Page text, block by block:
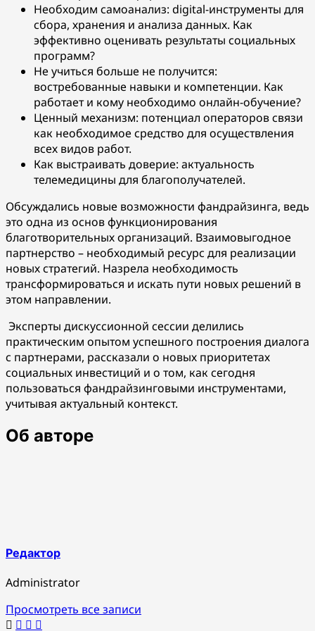
Необходим самоанализ: digital-инструменты для
сбора, хранения и анализа данных. Как
эффективно оценивать результаты социальных
программ?
Не учиться больше не получится:
востребованные навыки и компетенции. Как
работает и кому необходимо онлайн-обучение?
Ценный механизм: потенциал операторов связи
как необходимое средство для осуществления
всех видов работ.
Как выстраивать доверие: актуальность
телемедицины для благополучателей.
Обсуждались новые возможности фандрайзинга, ведь
это одна из основ функционирования
благотворительных организаций. Взаимовыгодное
партнерство – необходимый ресурс для реализации
новых стратегий. Назрела необходимость
трансформироваться и искать пути новых решений в
этом направлении.
Эксперты дискуссионной сессии делились
практическим опытом успешного построения диалога
с партнерами, рассказали о новых приоритетах
социальных инвестиций и о том, как сегодня
пользоваться фандрайзинговыми инструментами,
учитывая актуальный контекст.
Об авторе
Редактор
Administrator
Просмотреть все записи